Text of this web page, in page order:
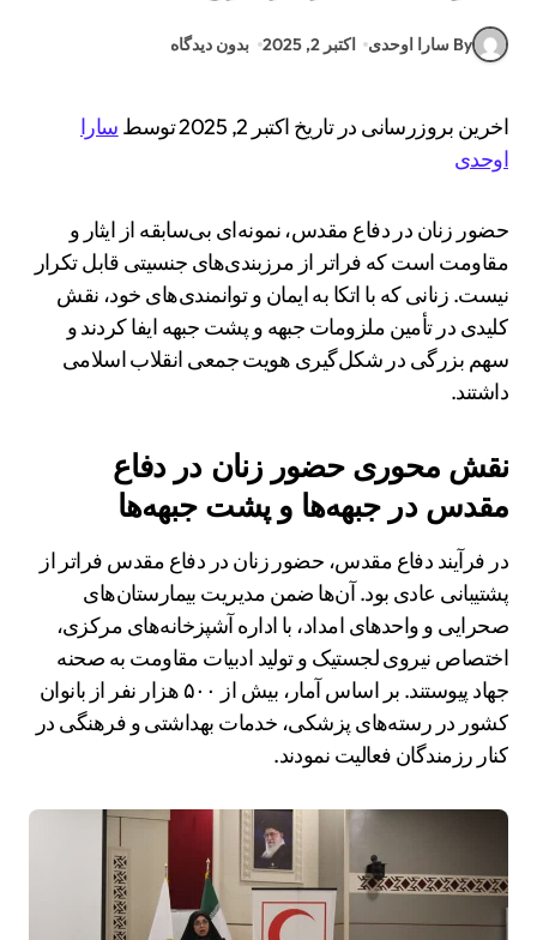
By سارا اوحدی اکتبر 2, 2025 بدون دیدگاه
اخرین بروزرسانی در تاریخ اکتبر 2, 2025 توسط
سارا
اوحدی
حضور زنان در دفاع مقدس، نمونه‌ای بی‌سابقه از ایثار و
مقاومت است که فراتر از مرزبندی‌های جنسیتی قابل تکرار
نیست. زنانی که با اتکا به ایمان و توانمندی‌های خود، نقش
کلیدی در تأمین ملزومات جبهه و پشت جبهه ایفا کردند و
سهم بزرگی در شکل‌گیری هویت جمعی انقلاب اسلامی
داشتند.
نقش محوری حضور زنان در دفاع
مقدس در جبهه‌ها و پشت جبهه‌ها
در فرآیند دفاع مقدس، حضور زنان در دفاع مقدس فراتر از
پشتیبانی عادی بود. آن‌ها ضمن مدیریت بیمارستان‌های
صحرایی و واحدهای امداد، با اداره آشپزخانه‌های مرکزی،
اختصاص نیروی لجستیک و تولید ادبیات مقاومت به صحنه
جهاد پیوستند. بر اساس آمار، بیش از ۵۰۰ هزار نفر از بانوان
کشور در رسته‌های پزشکی، خدمات بهداشتی و فرهنگی در
کنار رزمندگان فعالیت نمودند.